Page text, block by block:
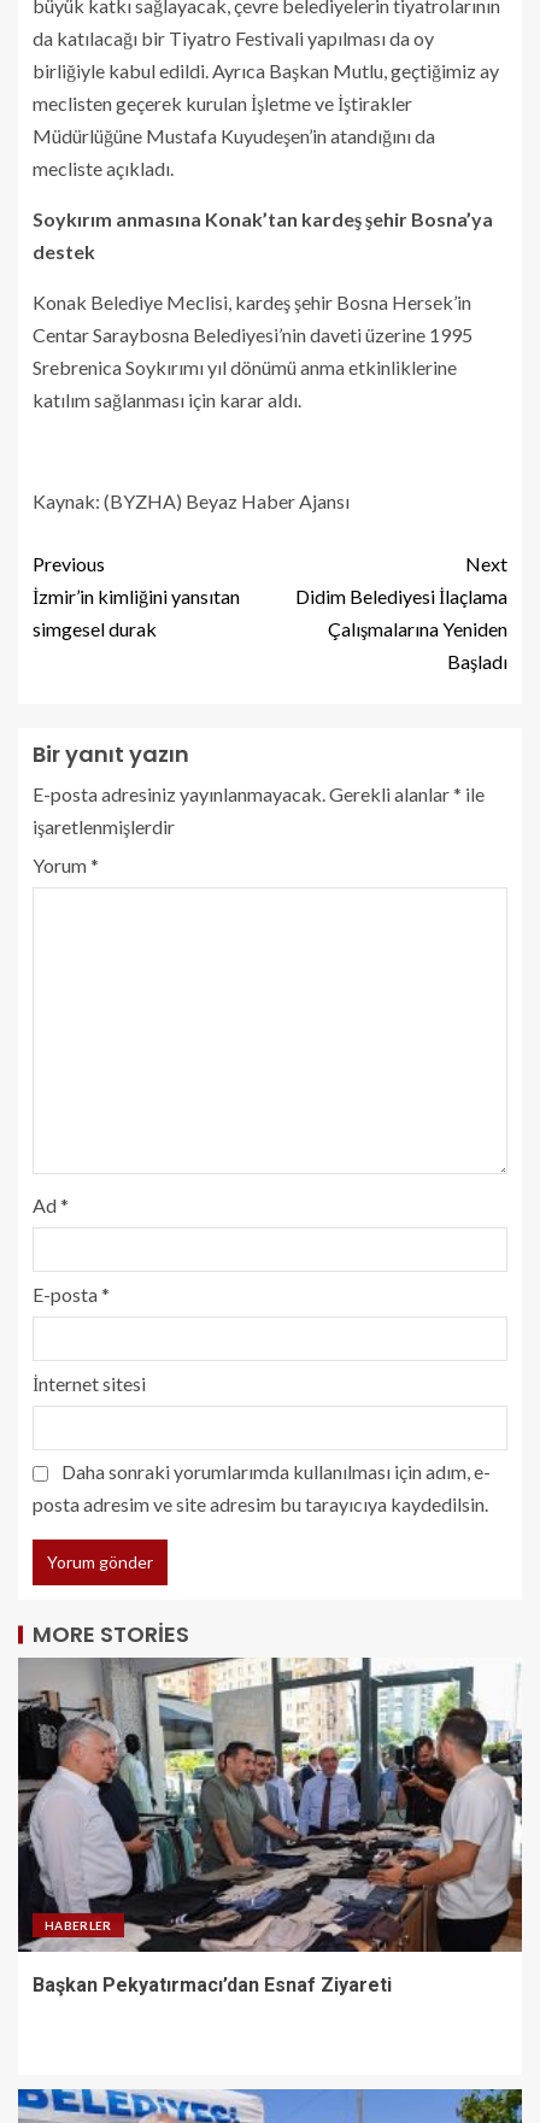
büyük katkı sağlayacak, çevre belediyelerin tiyatrolarının
da katılacağı bir Tiyatro Festivali yapılması da oy
birliğiyle kabul edildi. Ayrıca Başkan Mutlu, geçtiğimiz ay
meclisten geçerek kurulan İşletme ve İştirakler
Müdürlüğüne Mustafa Kuyudeşen’in atandığını da
mecliste açıkladı.
Soykırım anmasına Konak’tan kardeş şehir Bosna’ya
destek
Konak Belediye Meclisi, kardeş şehir Bosna Hersek’in
Centar Saraybosna Belediyesi’nin daveti üzerine 1995
Srebrenica Soykırımı yıl dönümü anma etkinliklerine
katılım sağlanması için karar aldı.
Kaynak: (BYZHA) Beyaz Haber Ajansı
Previous
İzmir’in kimliğini yansıtan
simgesel durak
Next
Didim Belediyesi İlaçlama
Çalışmalarına Yeniden
Başladı
Bir yanıt yazın
E-posta adresiniz yayınlanmayacak. Gerekli alanlar* ile
işaretlenmişlerdir
Yorum*
Ad*
E-posta*
İnternet sitesi
Daha sonraki yorumlarımda kullanılması için adım, e-
posta adresim ve site adresim bu tarayıcıya kaydedilsin.
MORE STORIES
HABERLER
Başkan Pekyatırmacı’dan Esnaf Ziyareti